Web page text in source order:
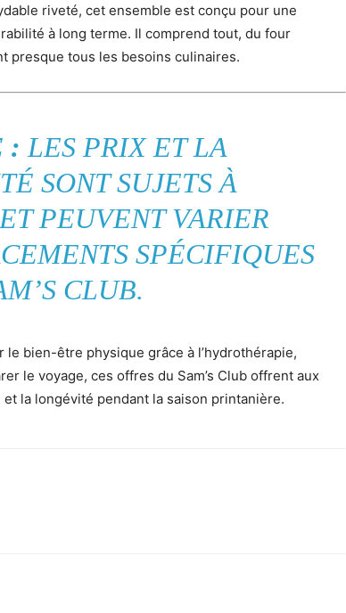
riveté, cet ensemble est conçu pour une
à long terme. Il comprend tout, du four
presque tous les besoins culinaires.
: LES PRIX ET LA
SONT SUJETS À
PEUVENT VARIER
SPÉCIFIQUES
CLUB.
le bien-être physique grâce à l’hydrothérapie,
le voyage, ces offres du Sam’s Club offrent aux
la longévité pendant la saison printanière.